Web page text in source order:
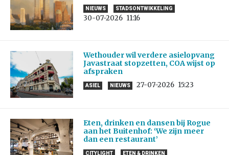
NIEUWS STADSONTWIKKELING
30-07-2026 11:16
Wethouder wil verdere asielopvang
Javastraat stopzetten, COA wijst op
afspraken
ASIEL NIEUWS 27-07-2026 15:23
Eten, drinken en dansen bij Rogue
aan het Buitenhof: ‘We zijn meer
dan een restaurant’
CITYLIGHT ETEN & DRINKEN